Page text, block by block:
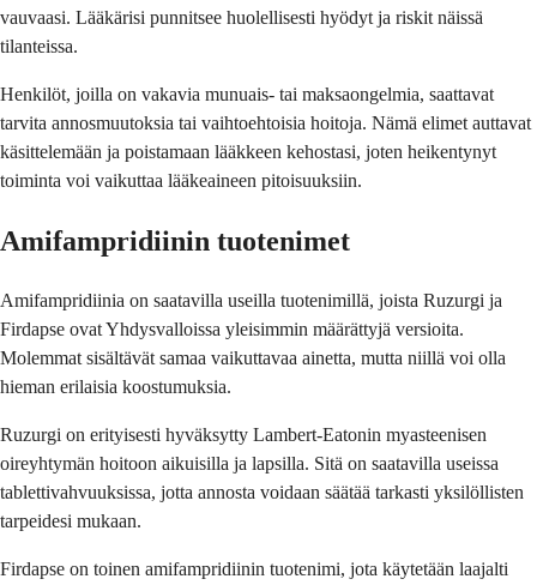
vauvaasi. Lääkärisi punnitsee huolellisesti hyödyt ja riskit näissä
tilanteissa.
Henkilöt, joilla on vakavia munuais- tai maksaongelmia, saattavat
tarvita annosmuutoksia tai vaihtoehtoisia hoitoja. Nämä elimet auttavat
käsittelemään ja poistamaan lääkkeen kehostasi, joten heikentynyt
toiminta voi vaikuttaa lääkeaineen pitoisuuksiin.
Amifampridiinin tuotenimet
Amifampridiinia on saatavilla useilla tuotenimillä, joista Ruzurgi ja
Firdapse ovat Yhdysvalloissa yleisimmin määrättyjä versioita.
Molemmat sisältävät samaa vaikuttavaa ainetta, mutta niillä voi olla
hieman erilaisia koostumuksia.
Ruzurgi on erityisesti hyväksytty Lambert-Eatonin myasteenisen
oireyhtymän hoitoon aikuisilla ja lapsilla. Sitä on saatavilla useissa
tablettivahvuuksissa, jotta annosta voidaan säätää tarkasti yksilöllisten
tarpeidesi mukaan.
Firdapse on toinen amifampridiinin tuotenimi, jota käytetään laajalti